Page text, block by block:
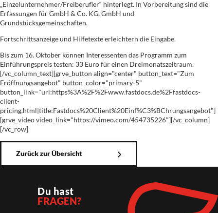
„Einzelunternehmer/Freiberufler“ hinterlegt. In Vorbereitung sind die
Erfassungen für GmbH & Co. KG, GmbH und
Grundstücksgemeinschaften.
Fortschrittsanzeige und Hilfetexte erleichtern die Eingabe.
Bis zum 16. Oktober können Interessenten das Programm zum
Einführungspreis testen: 33 Euro für einen Dreimonatszeitraum.
[/vc_column_text][grve_button align="center" button_text="Zum
Eröffnungsangebot" button_color="primary-5"
button_link="url:https%3A%2F%2Fwww.fastdocs.de%2Ffastdocs-
client-
pricing.html|title:Fastdocs%20Client%20Einf%C3%BChrungsangebot"]
[grve_video video_link="https://vimeo.com/454735226"][/vc_column]
[/vc_row]
Zurück zur Übersicht
Du hast
FRAGEN?